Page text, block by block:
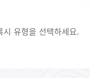
유형을 선택하세요.